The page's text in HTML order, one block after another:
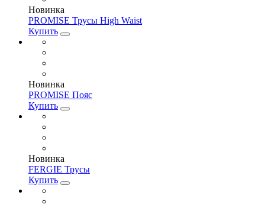
Новинка
PROMISE Трусы High Waist
Купить
Новинка
PROMISE Пояс
Купить
Новинка
FERGIE Трусы
Купить